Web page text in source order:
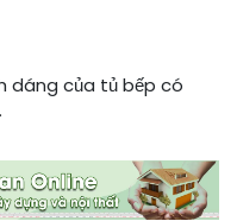
dáng của tủ bếp có